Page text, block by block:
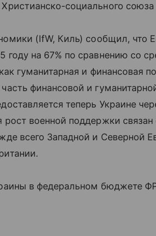
Христианско-социального
(IfW, Киль) сообщил, что
на 67% по сравнению со
гуманитарная и финансовая
финансовой и
теперь Украине
военной поддержки
всего Западной и Северной
в федеральном бюджете